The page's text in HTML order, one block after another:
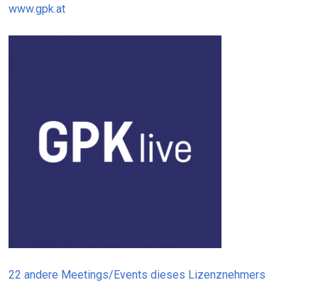
www.gpk.at
22 andere Meetings/Events dieses Lizenznehmers